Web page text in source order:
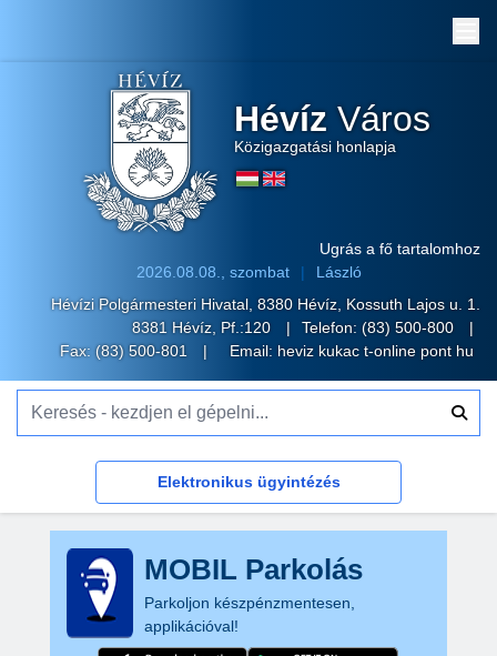
Hévíz Város
Közigazgatási honlapja
Ugrás a fő tartalomhoz
2026.08.08., szombat
László
Hévízi Polgármesteri Hivatal, 8380 Hévíz, Kossuth Lajos u. 1.
8381 Hévíz, Pf.:120
Telefon: (83) 500-800
Fax: (83) 500-801
Email: heviz kukac t-online pont hu
Elektronikus ügyintézés
MOBIL Parkolás
Parkoljon készpénzmentesen,
applikációval!